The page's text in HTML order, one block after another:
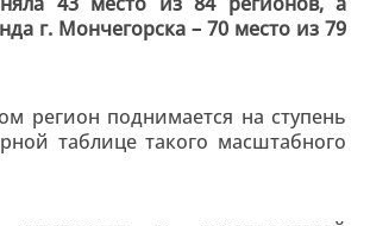
г. Мончегорска – 70 место из 79
регион поднимается на ступень
таблице такого масштабного